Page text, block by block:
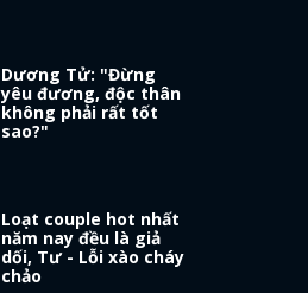
Dương Tử: "Đừng
yêu đương, độc thân
không phải rất tốt
sao?"
Loạt couple hot nhất
năm nay đều là giả
dối, Tư - Lỗi xào cháy
chảo